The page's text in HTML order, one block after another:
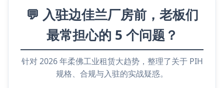
💬 入驻边佳兰厂房前，老板们
最常担心的 5 个问题？
针对 2026 年柔佛工业租赁大趋势，整理了关于 PIH
规格、合规与入驻的实战疑惑。